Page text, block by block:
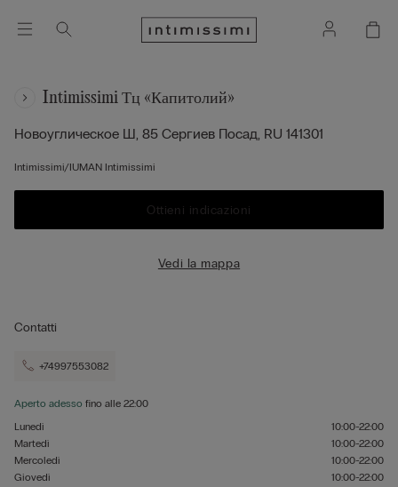
Intimissimi Тц «капитолий»
Новоуглическое Ш, 85 Сергиев Посад, RU 141301
Intimissimi/IUMAN Intimissimi
Ottieni indicazioni
Vedi la mappa
Contatti
+74997553082
Aperto adesso fino alle 22:00
Lunedì
10:00-22:00
Martedì
10:00-22:00
Mercoledì
10:00-22:00
Giovedì
10:00-22:00